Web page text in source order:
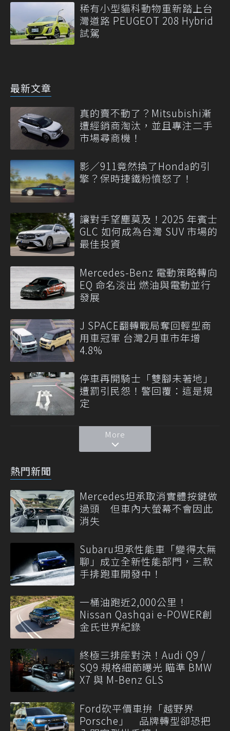
稀有小型貓科動物重新踏上台
灣道路 PEUGEOT 208 Hybrid
試駕
最新文章
真的賣不動了？Mitsubishi漸
遭經銷商淘汰，並且專注二手
市場尋商機！
影／911竟然換了Honda的引
擎？保時捷鐵粉憤怒了！
讓對手望塵莫及！2025 年賓士
GLC 如何成為台灣 SUV 市場的
最佳投資
Mercedes-Benz 電動策略轉向
EQ 命名淡出 燃油與電動並行
發展
J SPACE翻轉戰局奪回輕型商
用車冠軍 台灣2月車市年增
4.8%
停車再開騎士「雙腳未著地」
遭罰引民怨！警回覆：這是規
定
More
熱門新聞
Mercedes坦承取消實體按鍵做
過頭 但車內大螢幕不會因此
消失
Subaru坦承性能車「變得太無
聊」成立全新性能部門，三款
手排跑車開發中！
一桶油跑近2,000公里！
Nissan Qashqai e-POWER創
金氏世界紀錄
終極三排座對決！Audi Q9 /
SQ9 規格細節曝光 瞄準 BMW
X7 與 M-Benz GLS
Ford砍平價車拚「越野界
Porsche」 品牌轉型卻恐把